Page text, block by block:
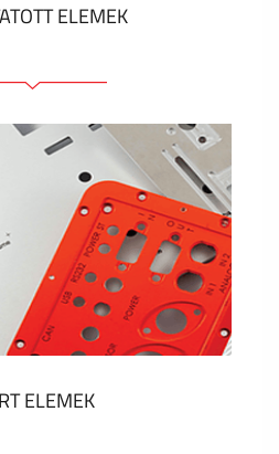
ELEMEK
Membrános billentyűzet
címkék
Címkék
és cédulák
TÖBBET
ELEMEK